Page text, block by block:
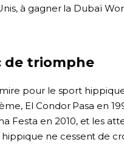
à gagner la Dubaï
de triomphe
pour le sport
El Condor Pasa en
Festa en 2010, et les
ne cessent de